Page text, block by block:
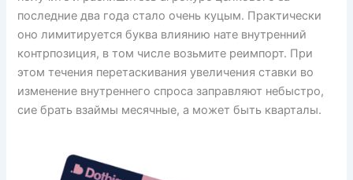
последние два года стало очень куцым. Практически
оно лимитируется буква влиянию нате внутренний
контрпозиция, в том числе возьмите реимпорт. При
этом течения перетаскивания увеличения ставки во
изменение внутреннего спроса заправляют небыстро,
сие брать взаймы месячные, а может быть кварталы.